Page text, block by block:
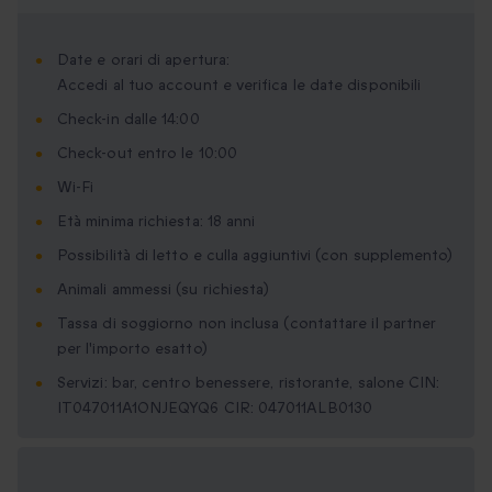
Date e orari di apertura:
Accedi al tuo account e verifica le date disponibili
Check-in dalle 14:00
Check-out entro le 10:00
Wi-Fi
Età minima richiesta: 18 anni
Possibilità di letto e culla aggiuntivi (con supplemento)
Animali ammessi (su richiesta)
Tassa di soggiorno non inclusa (contattare il partner
per l'importo esatto)
Servizi: bar, centro benessere, ristorante, salone CIN:
IT047011A1ONJEQYQ6 CIR: 047011ALB0130